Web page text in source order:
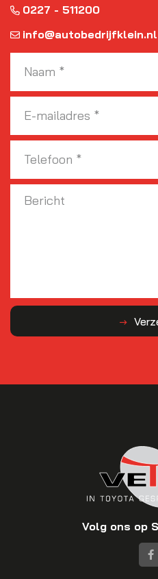
0227 - 511200
info@autobedrijfklein.nl
Volg ons op